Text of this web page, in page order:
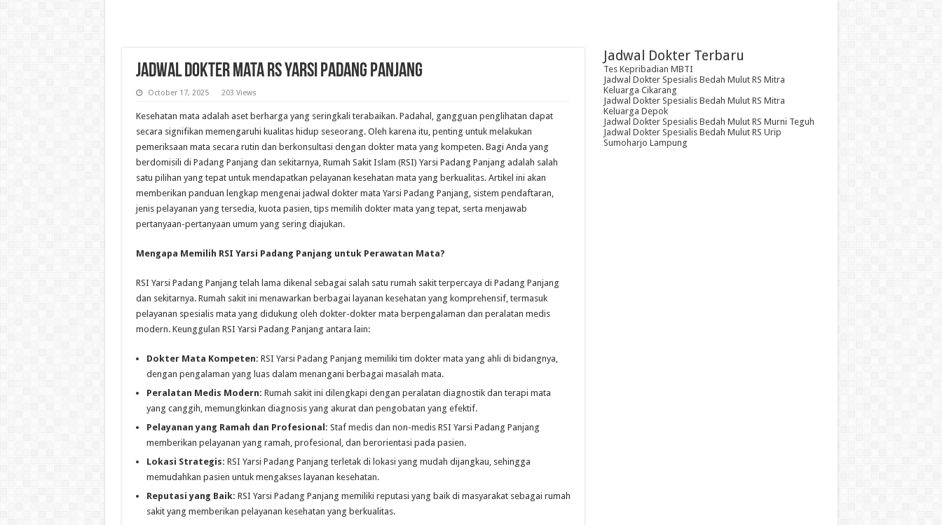
Jadwal Dokter Mata RS Yarsi Padang Panjang
October 17, 2025 203 Views
Kesehatan mata adalah aset berharga yang seringkali terabaikan. Padahal, gangguan penglihatan dapat
secara signifikan memengaruhi kualitas hidup seseorang. Oleh karena itu, penting untuk melakukan
pemeriksaan mata secara rutin dan berkonsultasi dengan dokter mata yang kompeten. Bagi Anda yang
berdomisili di Padang Panjang dan sekitarnya, Rumah Sakit Islam (RSI) Yarsi Padang Panjang adalah salah
satu pilihan yang tepat untuk mendapatkan pelayanan kesehatan mata yang berkualitas. Artikel ini akan
memberikan panduan lengkap mengenai jadwal dokter mata Yarsi Padang Panjang, sistem pendaftaran,
jenis pelayanan yang tersedia, kuota pasien, tips memilih dokter mata yang tepat, serta menjawab
pertanyaan-pertanyaan umum yang sering diajukan.
Mengapa Memilih RSI Yarsi Padang Panjang untuk Perawatan Mata?
RSI Yarsi Padang Panjang telah lama dikenal sebagai salah satu rumah sakit terpercaya di Padang Panjang
dan sekitarnya. Rumah sakit ini menawarkan berbagai layanan kesehatan yang komprehensif, termasuk
pelayanan spesialis mata yang didukung oleh dokter-dokter mata berpengalaman dan peralatan medis
modern. Keunggulan RSI Yarsi Padang Panjang antara lain:
Dokter Mata Kompeten: RSI Yarsi Padang Panjang memiliki tim dokter mata yang ahli di bidangnya,
dengan pengalaman yang luas dalam menangani berbagai masalah mata.
Peralatan Medis Modern: Rumah sakit ini dilengkapi dengan peralatan diagnostik dan terapi mata
yang canggih, memungkinkan diagnosis yang akurat dan pengobatan yang efektif.
Pelayanan yang Ramah dan Profesional: Staf medis dan non-medis RSI Yarsi Padang Panjang
memberikan pelayanan yang ramah, profesional, dan berorientasi pada pasien.
Lokasi Strategis: RSI Yarsi Padang Panjang terletak di lokasi yang mudah dijangkau, sehingga
memudahkan pasien untuk mengakses layanan kesehatan.
Reputasi yang Baik: RSI Yarsi Padang Panjang memiliki reputasi yang baik di masyarakat sebagai rumah
sakit yang memberikan pelayanan kesehatan yang berkualitas.
Jadwal Dokter Terbaru
Tes Kepribadian MBTI
Jadwal Dokter Spesialis Bedah Mulut RS Mitra
Keluarga Cikarang
Jadwal Dokter Spesialis Bedah Mulut RS Mitra
Keluarga Depok
Jadwal Dokter Spesialis Bedah Mulut RS Murni Teguh
Jadwal Dokter Spesialis Bedah Mulut RS Urip
Sumoharjo Lampung